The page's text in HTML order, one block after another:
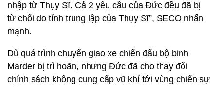
nhập từ Thụy Sĩ. Cả 2 yêu cầu của Đức đều đã bị
từ chối do tính trung lập của Thụy Sĩ”, SECO nhấn
mạnh.
Dù quá trình chuyển giao xe chiến đấu bộ binh
Marder bị trì hoãn, nhưng Đức đã cho thay đổi
chính sách không cung cấp vũ khí tới vùng chiến sự